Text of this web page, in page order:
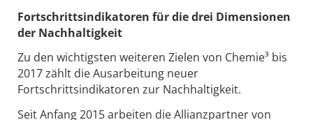
Fortschrittsindikatoren für die drei Dimensionen
der Nachhaltigkeit
Zu den wichtigsten weiteren Zielen von Chemie³ bis
2017 zählt die Ausarbeitung neuer
Fortschrittsindikatoren zur Nachhaltigkeit.
Seit Anfang 2015 arbeiten die Allianzpartner von